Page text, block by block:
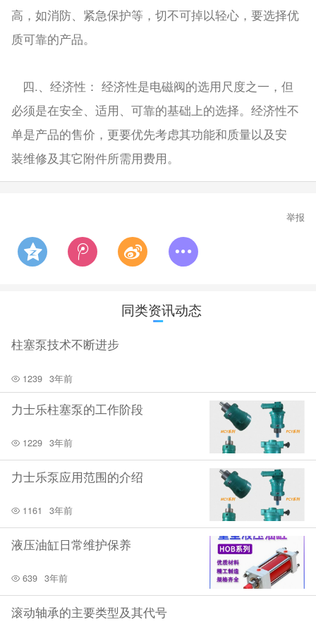
高，如消防、紧急保护等，切不可掉以轻心，要选择优
质可靠的产品。
四.、经济性：
经济性是电磁阀的选用尺度之一，但
必须是在安全、适用、可靠的基础上的选择。经济性不
单是产品的售价，更要优先考虑其功能和质量以及安
装维修及其它附件所需用费用。
举报
同类资讯动态
柱塞泵技术不断进步
1239 3年前
力士乐柱塞泵的工作阶段
1229 3年前
力士乐泵应用范围的介绍
1161 3年前
液压油缸日常维护保养
639 3年前
滚动轴承的主要类型及其代号